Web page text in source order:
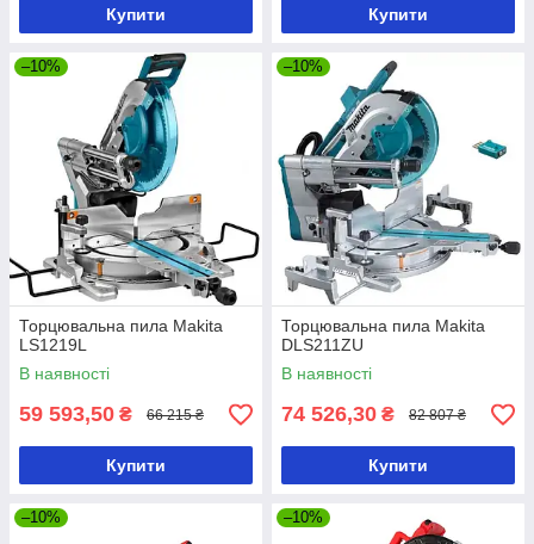
Купити Купити
–10%
Торцювальна пила Makita
LS1219L
В наявності
59 593,50 ₴ 66 215 ₴
Купити
–10%
Торцювальна пила Makita
DLS211ZU
В наявності
74 526,30 ₴ 82 807 ₴
Купити
–10% –10%